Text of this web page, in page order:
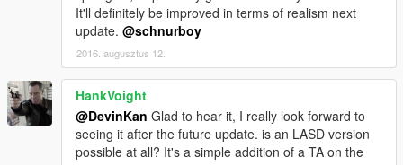
It'll definitely be improved in terms of realism next
update. @schnurboy
2016. augusztus 12.
HankVoight
@DevinKan Glad to hear it, I really look forward to
seeing it after the future update. is an LASD version
possible at all? It's a simple addition of a TA on the